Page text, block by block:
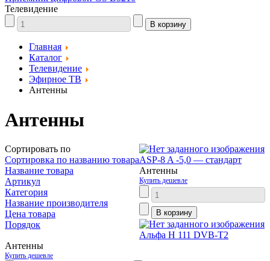
Телевидение
Главная
Каталог
Телевидение
Эфирное ТВ
Антенны
Антенны
Сортировать по
Сортировка по названию товара
Название товара
Артикул
Категория
Название производителя
Цена товара
Порядок
ASP-8 A -5,0 — стандарт
Антенны
Купить дешевле
Aльфа H 111 DVB-T2
Антенны
Купить дешевле